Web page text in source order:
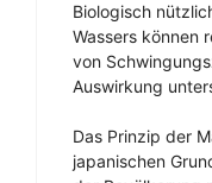
Biologisch
Wassers können
von
Auswirkung
Das Prinzip der
japanischen